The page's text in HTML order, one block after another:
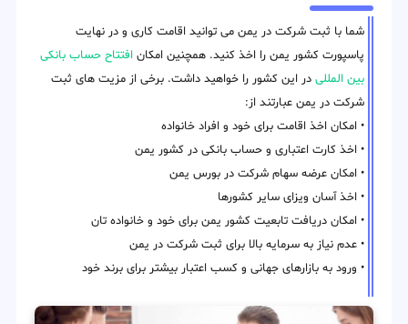
شما با ثبت شرکت در یمن می توانید اقامت کاری و در نهایت
پاسپورت کشور یمن را اخذ کنید. همچنین امکان افتتاح حساب بانکی
بین المللی در این کشور را خواهید داشت. برخی از مزیت های ثبت
شرکت در یمن عبارتند از:
• امکان اخذ اقامت برای خود و افراد خانواده
• اخذ کارت اعتباری و حساب بانکی در کشور یمن
• امکان عرضه سهام شرکت در بورس یمن
• اخذ آسان ویزای سایر کشورها
• امکان دریافت تابعیت کشور یمن برای خود و خانواده تان
• عدم نیاز به سرمایه بالا برای ثبت شرکت در یمن
• ورود به بازارهای جهانی و کسب اعتبار بیشتر برای برند خود